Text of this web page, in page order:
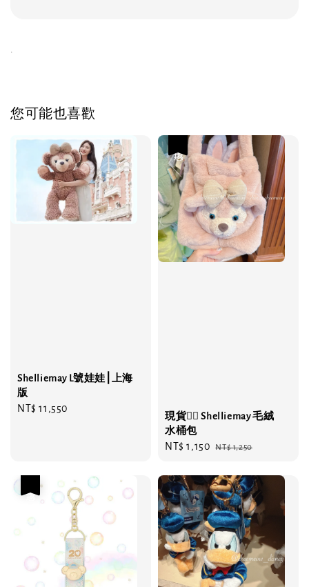
您可能也喜歡
Shelliemay L號娃娃⎮上海
版
Regular
NT$ 11,550
現貨❤️‍🔥 Shelliemay 毛絨
水桶包
Sale
NT$ 1,150 Regular
NT$ 1,250